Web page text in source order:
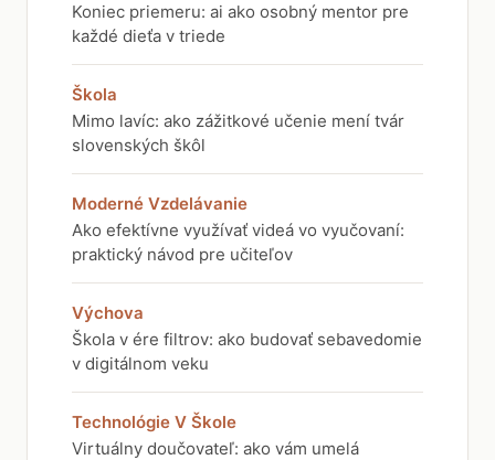
Koniec priemeru: ai ako osobný mentor pre
každé dieťa v triede
Škola
Mimo lavíc: ako zážitkové učenie mení tvár
slovenských škôl
Moderné Vzdelávanie
Ako efektívne využívať videá vo vyučovaní:
praktický návod pre učiteľov
Výchova
Škola v ére filtrov: ako budovať sebavedomie
v digitálnom veku
Technológie V Škole
Virtuálny doučovateľ: ako vám umelá